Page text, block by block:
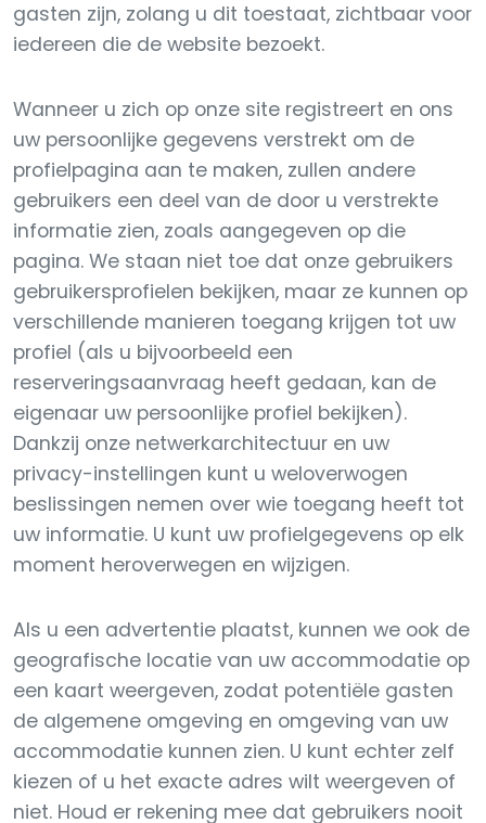
gasten zijn, zolang u dit toestaat, zichtbaar voor
iedereen die de website bezoekt.
Wanneer u zich op onze site registreert en ons
uw persoonlijke gegevens verstrekt om de
profielpagina aan te maken, zullen andere
gebruikers een deel van de door u verstrekte
informatie zien, zoals aangegeven op die
pagina. We staan niet toe dat onze gebruikers
gebruikersprofielen bekijken, maar ze kunnen op
verschillende manieren toegang krijgen tot uw
profiel (als u bijvoorbeeld een
reserveringsaanvraag heeft gedaan, kan de
eigenaar uw persoonlijke profiel bekijken).
Dankzij onze netwerkarchitectuur en uw
privacy-instellingen kunt u weloverwogen
beslissingen nemen over wie toegang heeft tot
uw informatie. U kunt uw profielgegevens op elk
moment heroverwegen en wijzigen.
Als u een advertentie plaatst, kunnen we ook de
geografische locatie van uw accommodatie op
een kaart weergeven, zodat potentiële gasten
de algemene omgeving en omgeving van uw
accommodatie kunnen zien. U kunt echter zelf
kiezen of u het exacte adres wilt weergeven of
niet. Houd er rekening mee dat gebruikers nooit